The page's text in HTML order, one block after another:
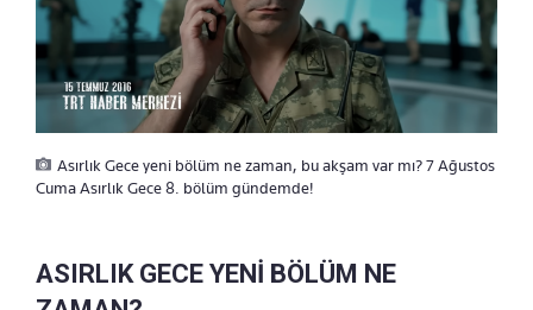
Asırlık Gece yeni bölüm ne zaman, bu akşam var mı? 7 Ağustos
Cuma Asırlık Gece 8. bölüm gündemde!
ASIRLIK GECE YENİ BÖLÜM NE